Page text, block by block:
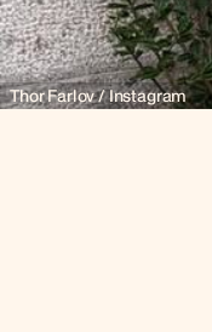
Thor Farlov / Instagram